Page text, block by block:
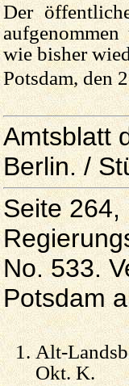
Der
wie bisher
Potsdam, den
Amtsblatt
Berlin. /
Seite 264,
No. 533.
Potsdam
Alt-
Okt. K.